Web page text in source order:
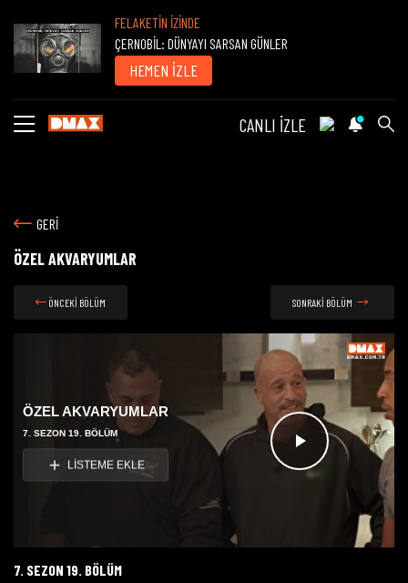
FELAKETİN İZİNDE
ÇERNOBİL: DÜNYAYI SARSAN GÜNLER
HEMEN İZLE
CANLI İZLE
GERİ
ÖZEL AKVARYUMLAR
ÖNCEKİ BÖLÜM SONRAKİ BÖLÜM
Videoyu
Oynat
ÖZEL AKVARYUMLAR
7. SEZON 19. BÖLÜM
LİSTEME EKLE
7. SEZON 19. BÖLÜM